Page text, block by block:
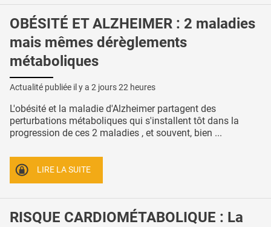
OBÉSITÉ ET ALZHEIMER : 2 maladies
mais mêmes dérèglements
métaboliques
Actualité publiée il y a 2 jours 22 heures
L'obésité et la maladie d'Alzheimer partagent des
perturbations métaboliques qui s'installent tôt dans la
progression de ces 2 maladies , et souvent, bien ...
LIRE LA SUITE
RISQUE CARDIOMÉTABOLIQUE : La